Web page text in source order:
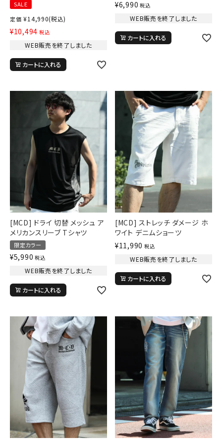
SALE
定価 ¥14,990(税込)
¥10,494 税込
WEB販売を終了しました
カートに入れる
¥6,990 税込
WEB販売を終了しました
カートに入れる
[MCD] ドライ 切替 メッシュ ア
メリカンスリーブ Tシャツ
限定カラー
¥5,990 税込
WEB販売を終了しました
カートに入れる
[MCD] ストレッチ ダメージ ホ
ワイト デニムショーツ
¥11,990 税込
WEB販売を終了しました
カートに入れる